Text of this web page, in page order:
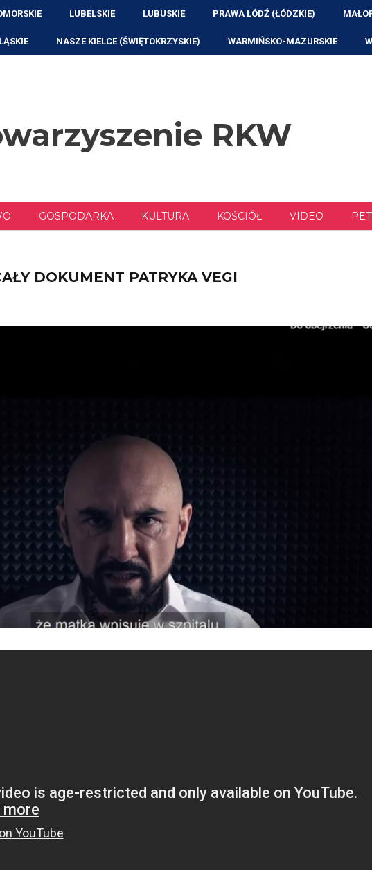
LUBELSKIE LUBUSKIE PRAWA ŁÓDŹ (ŁÓDZKIE)
NASZE KIELCE (ŚWIĘTOKRZYSKIE) WARMIŃSKO-MAZURSKIE
RKW
GOSPODARKA KULTURA KOŚCIÓŁ VIDEO
DOKUMENT PATRYKA VEGI